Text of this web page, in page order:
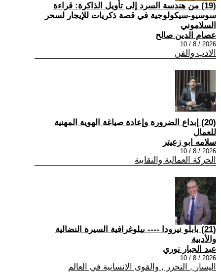
(19) من هندسة السرد إلى تأويل الذاكرة: قراءة
سوسيو-سيكولوجية في قصة ذكريات للإيجار لسحر
السلاموني
عصام الدين صالح
2026 / 8 / 10
الادب والفن
(20) إبداع الضرورة وإعادة صياغة الهوية المهنية
للعمال
سلامه ابو زعيتر
2026 / 8 / 10
الحركة العمالية والنقابية
(21) بابلو نيرودا ---- بيلوغرافية السيرة النضالية
والأدبية
عبد الجبار نوري
2026 / 8 / 10
اليسار , التحرر , والقوى الانسانية في العالم